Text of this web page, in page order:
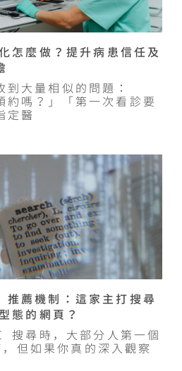
怎麼做？提升病患信任及
大量相似的問題：
約嗎？」「第一次看診要
定醫
機制：這家主打搜尋
態的網頁？
尋時，大部分人第一個
但如果你真的深入觀察